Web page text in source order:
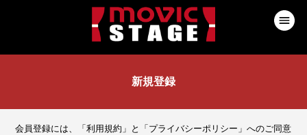
新規登録
会員登録には、「利用規約」と「プライバシーポリシー」へのご同意